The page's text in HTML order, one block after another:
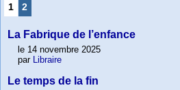
1 2
La Fabrique de l’enfance
le 14 novembre 2025
par Libraire
Le temps de la fin